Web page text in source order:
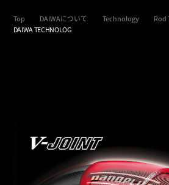
Top DAIWAについて Technology Rod
DAIWA TECHNOLOG